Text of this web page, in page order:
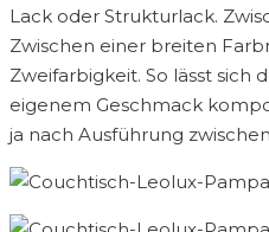
Lack oder Strukturlack.
Zwischen einer breiten
Zweifarbigkeit. So lässt sich
eigenem Geschmack
ja nach Ausführung